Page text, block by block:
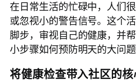
在日常生活的忙碌中，人们
或忽视小的警告信号。这个
脚步，审视自己的健康，并
小步骤如何预防明天的大问题
将健康检查带入社区的核